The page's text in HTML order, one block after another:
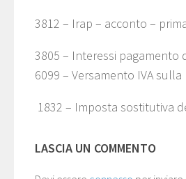
3812 – Irap – acconto –
3805 – Interessi
6099 – Versamento IVA
1832 – Imposta sostitutiva
LASCIA UN COMMENTO